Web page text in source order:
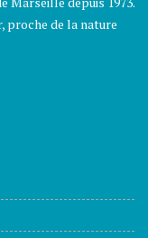
proche de la nature